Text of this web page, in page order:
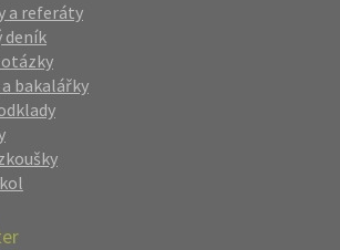
a referáty
deník
bakalářky